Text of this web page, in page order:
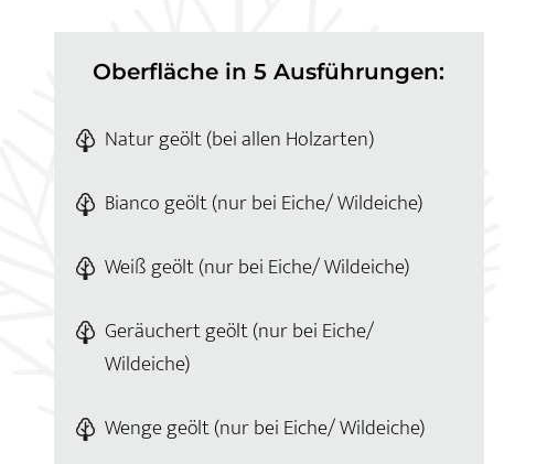
Oberfläche in 5 Ausführungen:
Natur geölt (bei allen Holzarten)
Bianco geölt (nur bei Eiche/ Wildeiche)
Weiß geölt (nur bei Eiche/ Wildeiche)
Geräuchert geölt (nur bei Eiche/
Wildeiche)
Wenge geölt (nur bei Eiche/ Wildeiche)